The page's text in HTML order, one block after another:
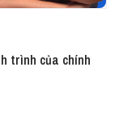
trình của chính